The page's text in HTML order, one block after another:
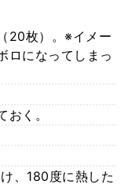
20枚）。※イメー
ロになってしまっ
く。
、180度に熱した